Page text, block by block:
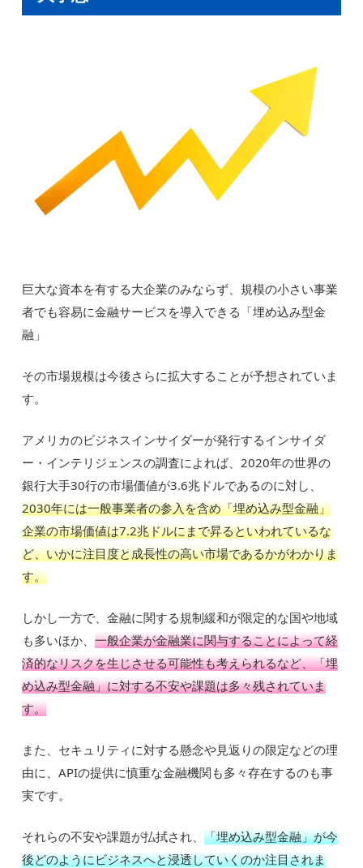
巨大な資本を有する大企業のみならず、規模の小さい事業
者でも容易に金融サービスを導入できる「埋め込み型金
融」
その市場規模は今後さらに拡大することが予想されていま
す。
アメリカのビジネスインサイダーが発行するインサイダ
ー・インテリジェンスの調査によれば、2020年の世界の
銀行大手30行の市場価値が3.6兆ドルであるのに対し、
2030年には一般事業者の参入を含め「埋め込み型金融」
企業の市場価値は7.2兆ドルにまで昇るといわれているな
ど、いかに注目度と成長性の高い市場であるかがわかりま
す。
しかし一方で、金融に関する規制緩和が限定的な国や地域
も多いほか、一般企業が金融業に関与することによって経
済的なリスクを生じさせる可能性も考えられるなど、「埋
め込み型金融」に対する不安や課題は多々残されていま
す。
また、セキュリティに対する懸念や見返りの限定などの理
由に、APIの提供に慎重な金融機関も多々存在するのも事
実です。
それらの不安や課題が払拭され、「埋め込み型金融」が今
後どのようにビジネスへと浸透していくのか注目されま